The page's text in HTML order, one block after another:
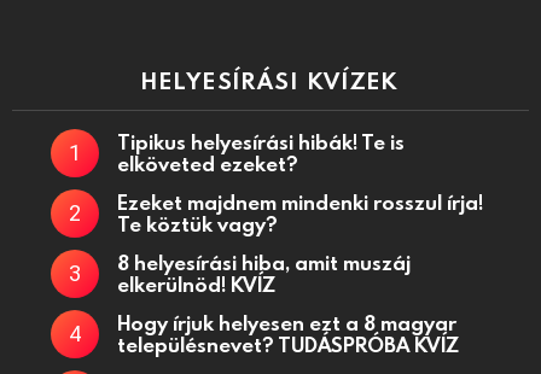
HELYESÍRÁSI KVÍZEK
Tipikus helyesírási hibák! Te is
elköveted ezeket?
Ezeket majdnem mindenki rosszul írja!
Te köztük vagy?
8 helyesírási hiba, amit muszáj
elkerülnöd! KVÍZ
Hogy írjuk helyesen ezt a 8 magyar
településnevet? TUDÁSPRÓBA KVÍZ